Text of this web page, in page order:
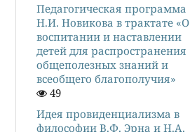
Педагогическая программа
Н.И. Новикова в трактате «О
воспитании и наставлении
детей для распространения
общеполезных знаний и
всеобщего благополучия»
49
Идея провиденциализма в
философии В.Ф. Эрна и Н.А.